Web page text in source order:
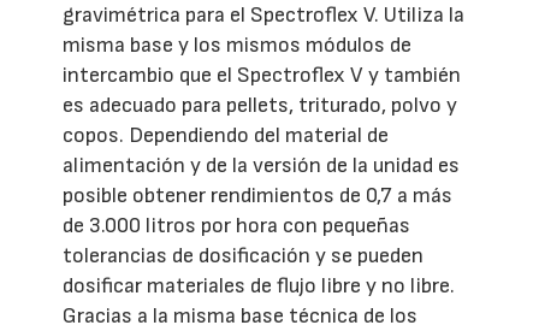
gravimétrica para el Spectroflex V. Utiliza la
misma base y los mismos módulos de
intercambio que el Spectroflex V y también
es adecuado para pellets, triturado, polvo y
copos. Dependiendo del material de
alimentación y de la versión de la unidad es
posible obtener rendimientos de 0,7 a más
de 3.000 litros por hora con pequeñas
tolerancias de dosificación y se pueden
dosificar materiales de flujo libre y no libre.
Gracias a la misma base técnica de los